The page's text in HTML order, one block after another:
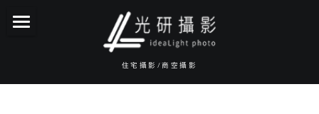
住宅攝影/商空攝影
攝影服務項目